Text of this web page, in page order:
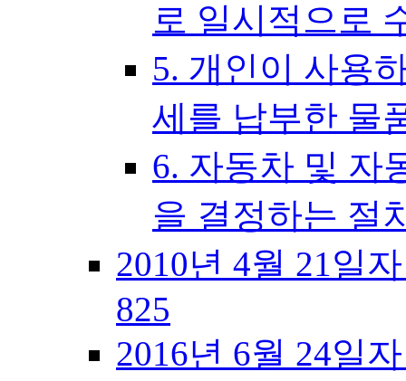
로 일시적으로
5. 개인이 사용
세를 납부한 물
6. 자동차 및 자
을 결정하는 절
2010년 4월 21일
825
2016년 6월 24일